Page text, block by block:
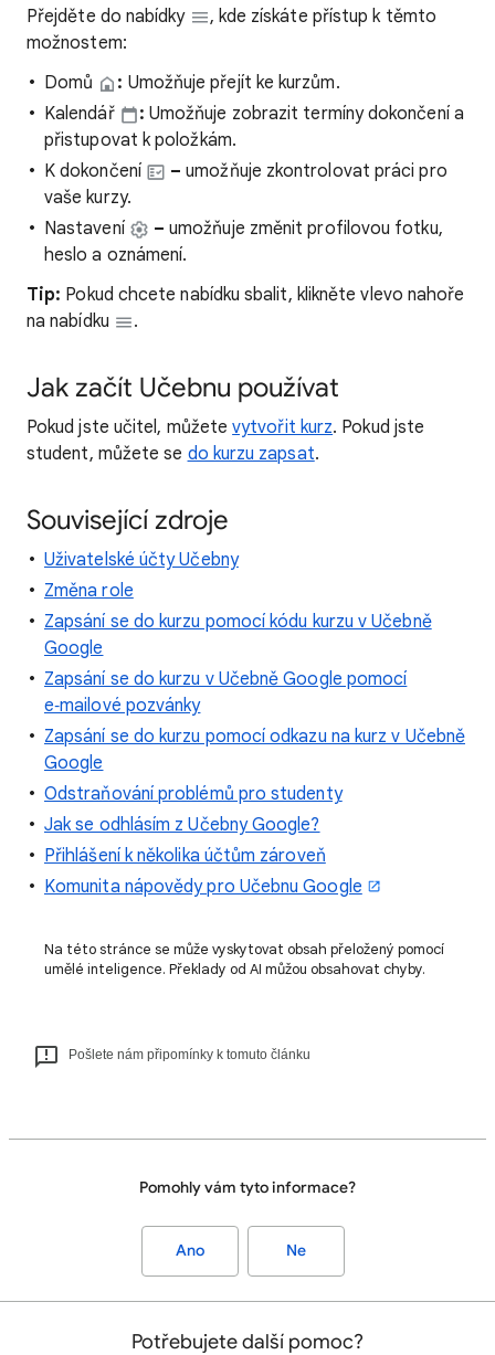
Přejděte do nabídky
, kde získáte přístup k těmto
možnostem:
Domů
: Umožňuje přejít ke kurzům.
Kalendář
: Umožňuje zobrazit termíny dokončení a
přistupovat k položkám.
K dokončení
–umožňuje zkontrolovat práci pro
vaše kurzy.
Nastavení
–umožňuje změnit profilovou fotku,
heslo a oznámení.
Tip: Pokud chcete nabídku sbalit, klikněte vlevo nahoře
na nabídku
.
Jak začít Učebnu používat
Pokud jste učitel, můžetevytvořit kurz. Pokud jste
student, můžete se do kurzu zapsat.
Související zdroje
Uživatelské účty Učebny
Změna role
Zapsání se do kurzu pomocí kódu kurzu v Učebně
Google
Zapsání se do kurzu v Učebně Google pomocí
e‑mailové pozvánky
Zapsání se do kurzu pomocí odkazu na kurz v Učebně
Google
Odstraňování problémů pro studenty
Jak se odhlásím z Učebny Google?
Přihlášení k několika účtům zároveň
Komunita nápovědy pro Učebnu Google
Na této stránce se může vyskytovat obsah přeložený pomocí
umělé inteligence. Překlady od AI můžou obsahovat chyby.
Pošlete nám připomínky k tomuto článku
Pomohly vám tyto informace?
Ano Ne
Potřebujete další pomoc?